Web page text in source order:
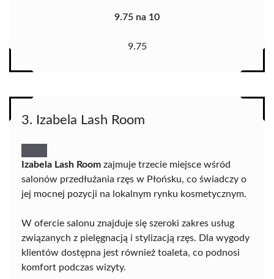
9.75 na 10
9.75
3. Izabela Lash Room
Izabela Lash Room zajmuje trzecie miejsce wśród
salonów przedłużania rzęs w Płońsku, co świadczy o
jej mocnej pozycji na lokalnym rynku kosmetycznym.
W ofercie salonu znajduje się szeroki zakres usług
związanych z pielęgnacją i stylizacją rzęs. Dla wygody
klientów dostępna jest również toaleta, co podnosi
komfort podczas wizyty.